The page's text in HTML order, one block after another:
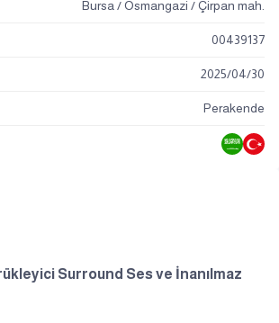
Bursa / Osmangazi / Çirpan mah.
00439137
2025/04/30
Perakende
Surround Ses ve İnanılmaz